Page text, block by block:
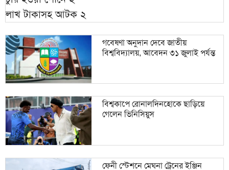
গবেষণা অনুদান দেবে জাতীয়
বিশ্ববিদ্যালয়, আবেদন ৩১ জুলাই পর্যন্ত
বিশ্বকাপে রোনালদিনহোকে ছাড়িয়ে
গেলেন ভিনিসিয়ুস
ফেনী স্টেশনে মেঘনা ট্রেনের ইঞ্জিন